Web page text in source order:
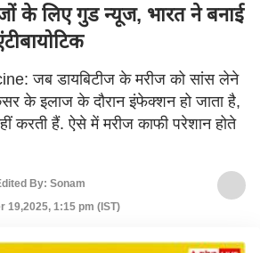
के लिए गुड न्यूज, भारत ने बनाई
जब डायबिटीज के मरीज को सांस लेने
के इलाज के दौरान इंफेक्शन हो जाता है,
करती हैं. ऐसे में मरीज काफी परेशान होते
By: Sonam
19,2025, 1:15 pm (IST)